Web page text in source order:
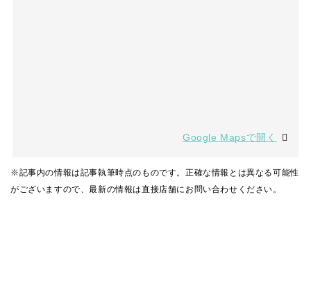
Google Mapsで開く
※記事内の情報は記事執筆時点のものです。正確な情報とは異なる可能性
がございますので、最新の情報は直接店舗にお問い合わせください。